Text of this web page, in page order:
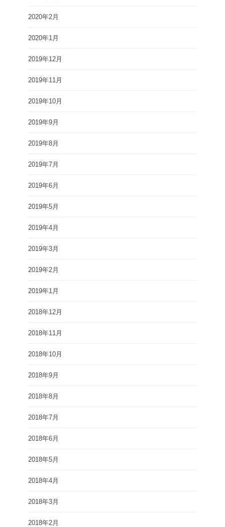
2020年2月
2020年1月
2019年12月
2019年11月
2019年10月
2019年9月
2019年8月
2019年7月
2019年6月
2019年5月
2019年4月
2019年3月
2019年2月
2019年1月
2018年12月
2018年11月
2018年10月
2018年9月
2018年8月
2018年7月
2018年6月
2018年5月
2018年4月
2018年3月
2018年2月